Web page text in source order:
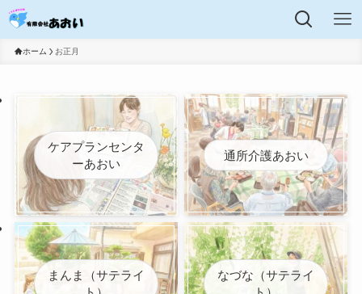
ホーム お正月
ケアプランセンタ
ーあおい
通所介護あおい
まんま（サテライ
なづな（サテライ